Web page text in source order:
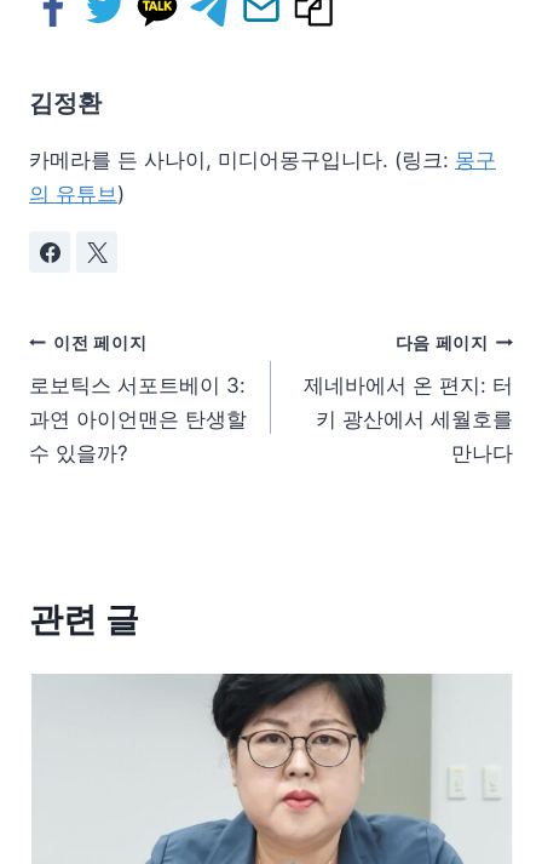
김정환
카메라를 든 사나이, 미디어몽구입니다. (링크: 몽구
의 유튜브)
이전 페이지
로보틱스 서포트베이 3:
과연 아이언맨은 탄생할
수 있을까?
다음 페이지
제네바에서 온 편지: 터
키 광산에서 세월호를
만나다
관련 글